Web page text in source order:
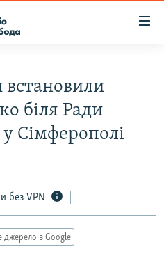
встановили
біля Ради
Сімферополі
без VPN
джерело в Google